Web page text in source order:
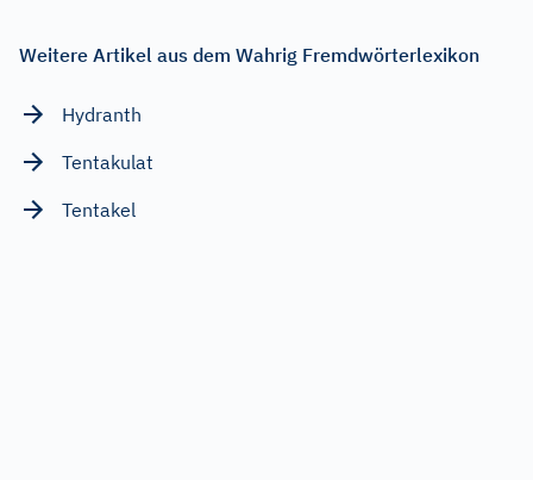
Weitere Artikel aus dem Wahrig Fremdwörterlexikon
Hydranth
Tentakulat
Tentakel